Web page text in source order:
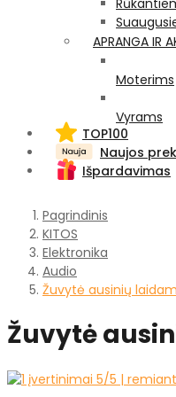
APRANGA IR
Moterims
Vyrams
TOP100
Naujos
Išpardavimas
Pagrindinis
KITOS
Elektronika
Audio
Žuvytė ausinių
Žuvytė
5/5 |